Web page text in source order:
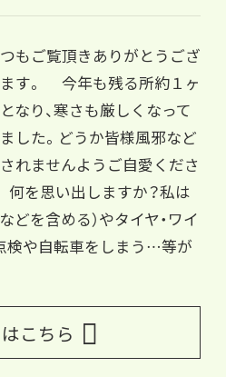
もご覧頂きありがとうござ
す。 今年も残る所約１ヶ
なり、寒さも厳しくなって
した。どうか皆様風邪など
れませんようご自愛くださ
を思い出しますか？私は
どを含める）やタイヤ・ワイ
検や自転車をしまう…等が
こちら